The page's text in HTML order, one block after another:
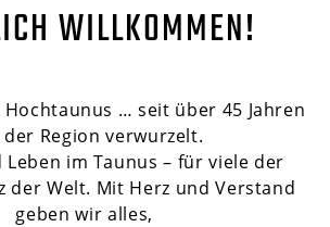
WILLKOMMEN!
Hochtaunus … seit über 45 Jahren
Region verwurzelt.
im Taunus – für viele der
der Welt. Mit Herz und Verstand
geben wir alles,